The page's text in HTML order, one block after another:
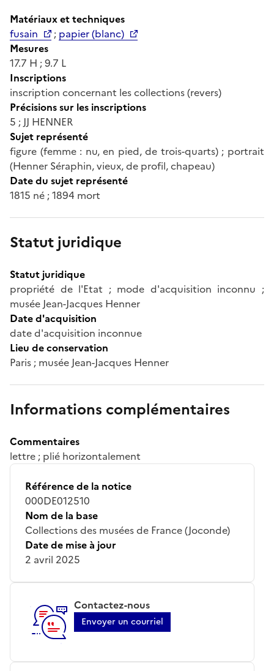
Matériaux et techniques
fusain
; papier (blanc)
Mesures
17.7 H ; 9.7 L
Inscriptions
inscription concernant les collections (revers)
Précisions sur les inscriptions
5 ; JJ HENNER
Sujet représenté
figure (femme : nu, en pied, de trois-quarts) ; portrait
(Henner Séraphin, vieux, de profil, chapeau)
Date du sujet représenté
1815 né ; 1894 mort
Statut juridique
Statut juridique
propriété de l'Etat ; mode d'acquisition inconnu ;
musée Jean-Jacques Henner
Date d'acquisition
date d'acquisition inconnue
Lieu de conservation
Paris ; musée Jean-Jacques Henner
Informations complémentaires
Commentaires
lettre ; plié horizontalement
Référence de la notice
000DE012510
Nom de la base
Collections des musées de France (Joconde)
Date de mise à jour
2 avril 2025
Contactez-nous
Envoyer un courriel